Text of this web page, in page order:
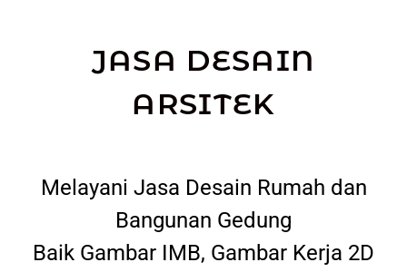
JASA DESAIN
ARSITEK
Melayani Jasa Desain Rumah dan
Bangunan Gedung
Baik Gambar IMB, Gambar Kerja 2D